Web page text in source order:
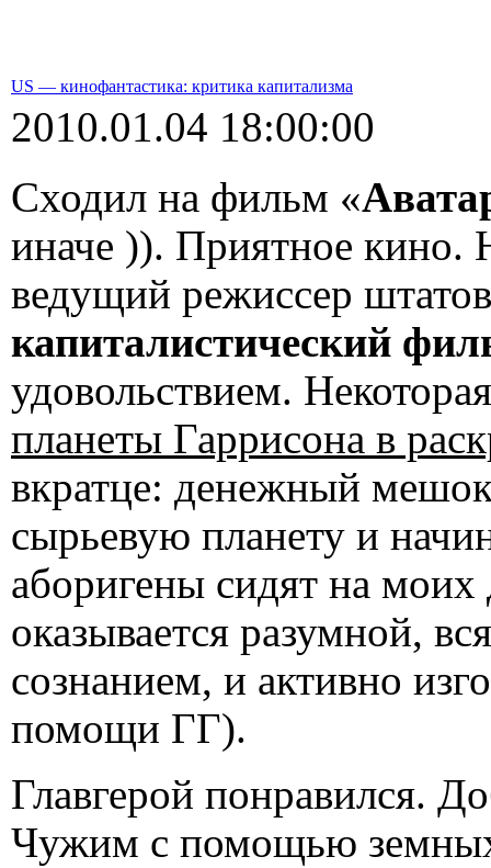
US — кинофантастика: критика капитализма
2010.01.04 18:00:00
Сходил на фильм «
иначе )). Приятное кино.
ведущий режиссер
капиталистический
удовольствием.
планеты Гаррисона в
вкратце: денежный
сырьевую планету и
аборигены сидят на моих
оказывается разумной,
сознанием, и активно
помощи ГГ).
Главгерой понравился.
Чужим с помощью